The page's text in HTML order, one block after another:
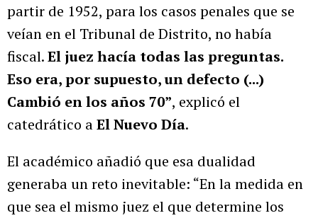
partir de 1952, para los casos penales que se
veían en el Tribunal de Distrito, no había
fiscal.El juez hacía todas las preguntas.
Eso era, por supuesto, un defecto (...)
Cambió en los años 70”, explicó el
catedrático aEl Nuevo Día.
El académico añadió que esa dualidad
generaba un reto inevitable: “En la medida en
que sea el mismo juez el que determine los